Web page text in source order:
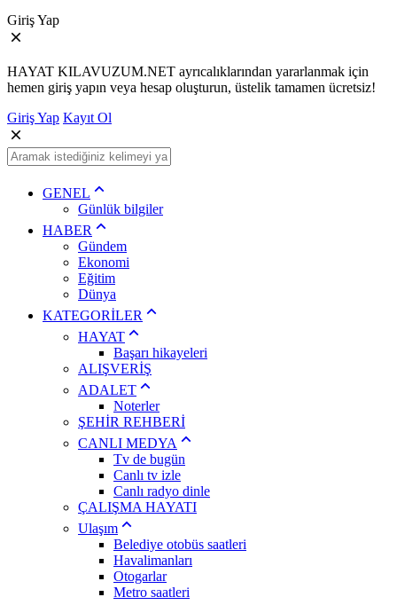
Giriş Yap
HAYAT KILAVUZUM.NET ayrıcalıklarından yararlanmak için
hemen giriş yapın veya hesap oluşturun, üstelik tamamen ücretsiz!
Giriş Yap Kayıt Ol
GENEL
Günlük bilgiler
HABER
Gündem
Ekonomi
Eğitim
Dünya
KATEGORİLER
HAYAT
Başarı hikayeleri
ALIŞVERİŞ
ADALET
Noterler
ŞEHİR REHBERİ
CANLI MEDYA
Tv de bugün
Canlı tv izle
Canlı radyo dinle
ÇALIŞMA HAYATI
Ulaşım
Belediye otobüs saatleri
Havalimanları
Otogarlar
Metro saatleri